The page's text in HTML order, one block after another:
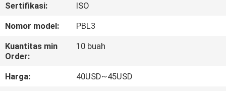
TUR
PABRIK
KONTROL
KUALITAS
Sertifikasi:
ISO
Nomor model:
PBL3
Kuantitas min
Order:
10 buah
Harga:
40USD~45USD